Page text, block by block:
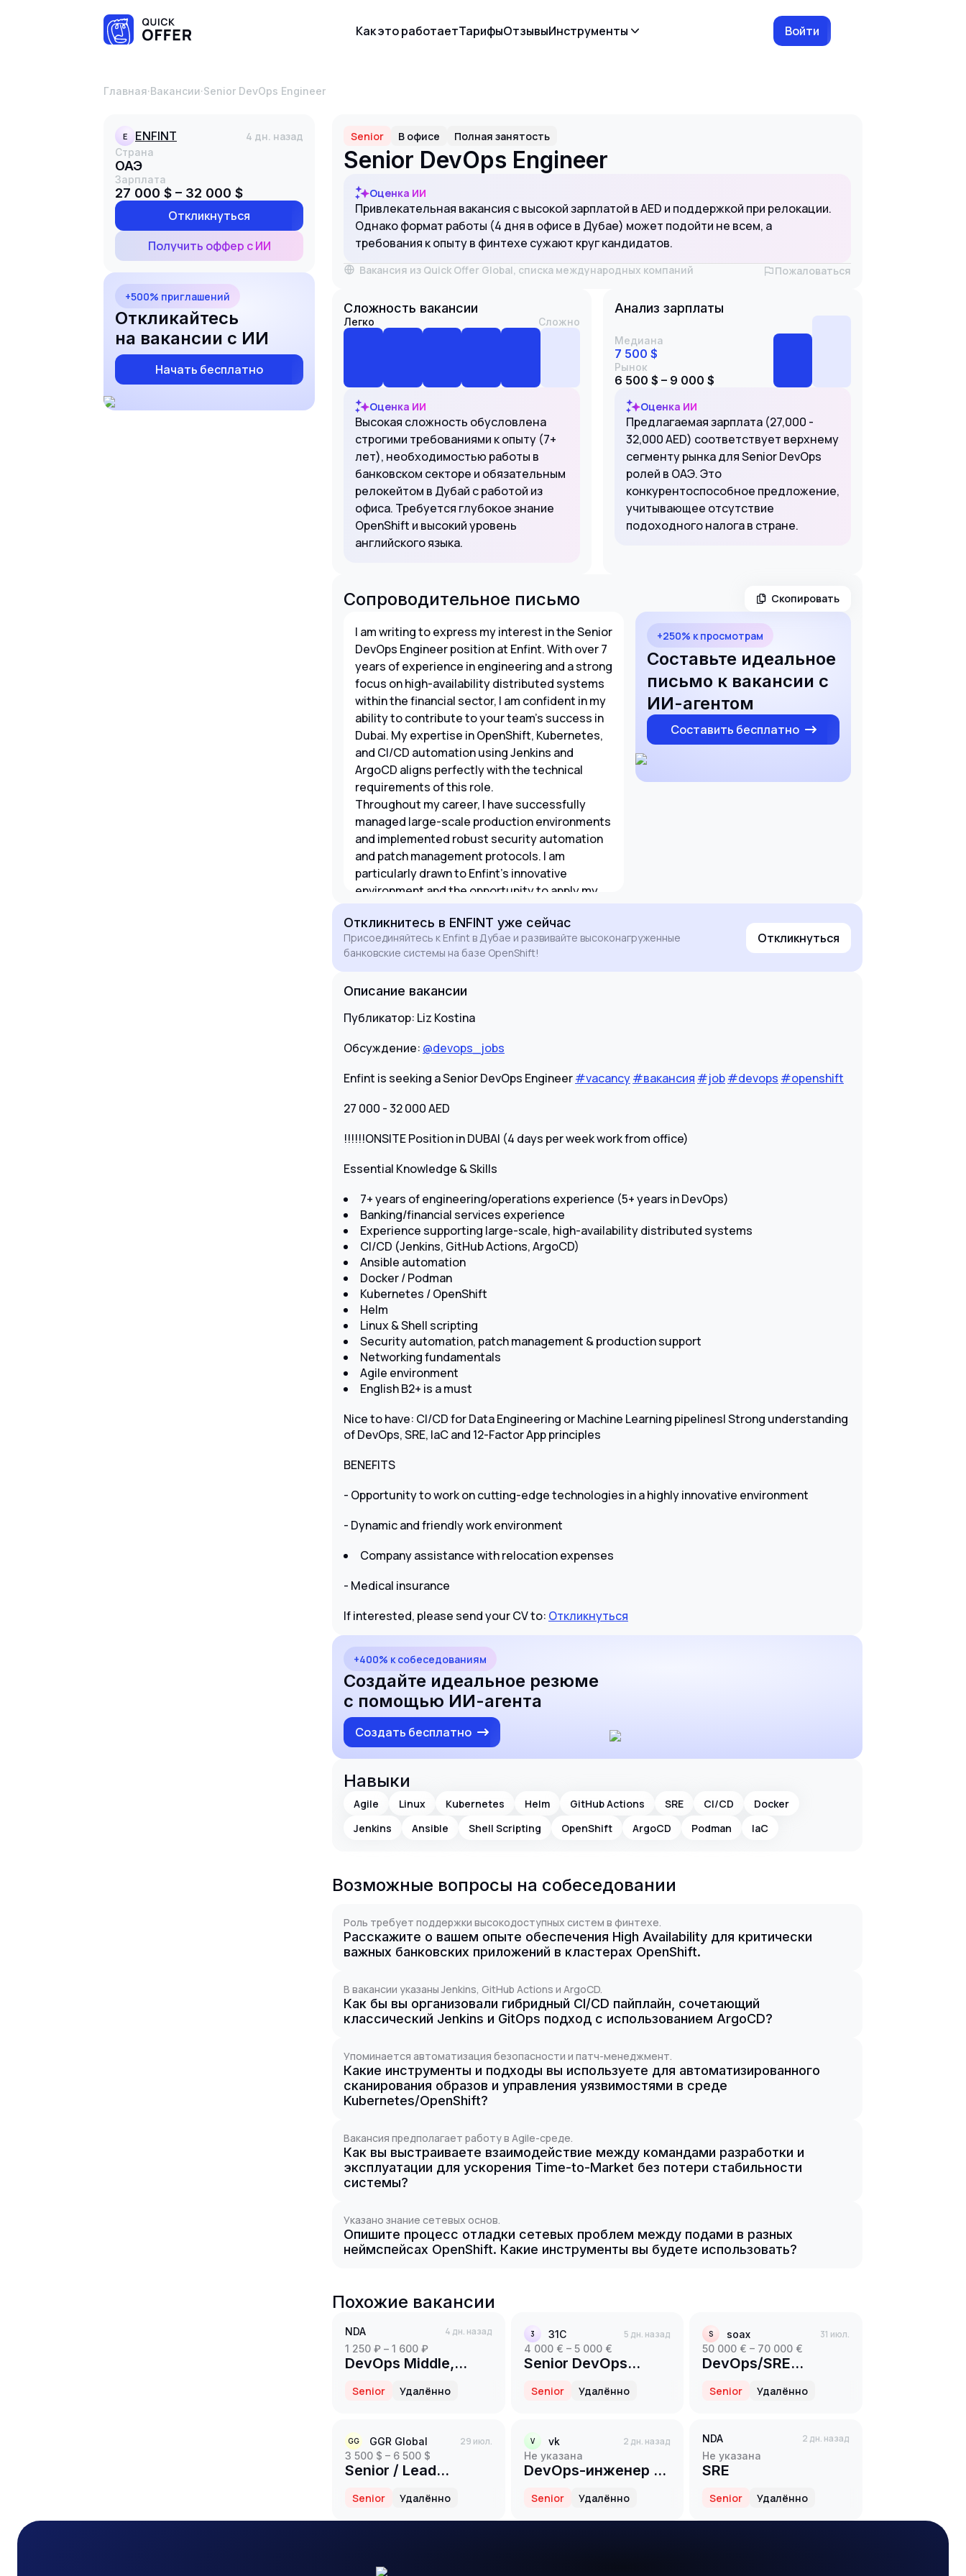
Как это работаетТарифыОтзывыИнструменты Войти
Главная·Вакансии· Senior DevOps Engineer
E ENFINT 4 дн. назад
Страна
ОАЭ
Зарплата
27 000 $ – 32 000 $
Откликнуться
Получить оффер с ИИ
+500% приглашений
Откликайтесь
на вакансии с ИИ
Начать бесплатно
Senior В офисе Полная занятость
Senior DevOps Engineer
Оценка ИИ
Привлекательная вакансия с высокой зарплатой в AED и поддержкой при релокации.
Однако формат работы (4 дня в офисе в Дубае) может подойти не всем, а
требования к опыту в финтехе сужают круг кандидатов.
Вакансия из Quick Offer Global, списка международных компаний Пожаловаться
Сложность вакансии
Легко Сложно
Оценка ИИ
Высокая сложность обусловлена
строгими требованиями к опыту (7+
лет), необходимостью работы в
банковском секторе и обязательным
релокейтом в Дубай с работой из
офиса. Требуется глубокое знание
OpenShift и высокий уровень
английского языка.
Анализ зарплаты
Медиана
7 500 $
Рынок
6 500 $ – 9 000 $
Оценка ИИ
Предлагаемая зарплата (27,000 -
32,000 AED) соответствует верхнему
сегменту рынка для Senior DevOps
ролей в ОАЭ. Это
конкурентоспособное предложение,
учитывающее отсутствие
подоходного налога в стране.
Сопроводительное письмо Скопировать
I am writing to express my interest in the Senior
DevOps Engineer position at Enfint. With over 7
years of experience in engineering and a strong
focus on high-availability distributed systems
within the financial sector, I am confident in my
ability to contribute to your team's success in
Dubai. My expertise in OpenShift, Kubernetes,
and CI/CD automation using Jenkins and
ArgoCD aligns perfectly with the technical
requirements of this role.
Throughout my career, I have successfully
managed large-scale production environments
and implemented robust security automation
and patch management protocols. I am
particularly drawn to Enfint's innovative
environment and the opportunity to apply my
experience in Ansible automation and Linux
scripting to optimize your infrastructure and
support your cutting-edge technology stack.
+250% к просмотрам
Составьте идеальное
письмо к вакансии с
ИИ-агентом
Составить бесплатно
Откликнитесь в ENFINT уже сейчас
Присоединяйтесь к Enfint в Дубае и развивайте высоконагруженные
банковские системы на базе OpenShift!
Откликнуться
Описание вакансии
Публикатор: Liz Kostina
Обсуждение: @devops_jobs
Enfint is seeking а Senior DevOps Engineer#vacancy#вакансия #job#devops #openshift
27 000 - 32 000 AED
!!!!!!ONSITE Position in DUBAI (4 days per week work from office)
Essential Knowledge & Skills
7+ years of engineering/operations experience (5+ years in DevOps)
Banking/financial services experience
Experience supporting large-scale, high-availability distributed systems
CI/CD (Jenkins, GitHub Actions, ArgoCD)
Ansible automation
Docker / Podman
Kubernetes / OpenShift
Helm
Linux & Shell scripting
Security automation, patch management & production support
Networking fundamentals
Agile environment
English B2+ is a must
Nice to have: CI/CD for Data Engineering or Machine Learning pipelines| Strong understanding
of DevOps, SRE, IaC and 12-Factor App principles
BENEFITS
- Opportunity to work on cutting-edge technologies in a highly innovative environment
- Dynamic and friendly work environment
Company assistance with relocation expenses
- Medical insurance
If interested, please send your CV to: Откликнуться
+400% к собеседованиям
Создайте идеальное резюме
с помощью ИИ-агента
Создать бесплатно
Навыки
Agile Linux Kubernetes Helm GitHub Actions SRE CI/CD
Docker
Jenkins
Ansible Shell Scripting OpenShift ArgoCD Podman IaC
Возможные вопросы на собеседовании
Роль требует поддержки высокодоступных систем в финтехе.
Расскажите о вашем опыте обеспечения High Availability для критически
важных банковских приложений в кластерах OpenShift.
В вакансии указаны Jenkins, GitHub Actions и ArgoCD.
Как бы вы организовали гибридный CI/CD пайплайн, сочетающий
классический Jenkins и GitOps подход с использованием ArgoCD?
Упоминается автоматизация безопасности и патч-менеджмент.
Какие инструменты и подходы вы используете для автоматизированного
сканирования образов и управления уязвимостями в среде
Kubernetes/OpenShift?
Вакансия предполагает работу в Agile-среде.
Как вы выстраиваете взаимодействие между командами разработки и
эксплуатации для ускорения Time-to-Market без потери стабильности
системы?
Указано знание сетевых основ.
Опишите процесс отладки сетевых проблем между подами в разных
неймспейсах OpenShift. Какие инструменты вы будете использовать?
Похожие вакансии
NDA
4 дн. назад
1 250 ₽ – 1 600 ₽
DevOps Middle,
Senior Удалённо
3 31С
5 дн. назад
4 000 € – 5 000 €
Senior DevOps
Senior Удалённо
S soax
31 июл.
50 000 € – 70 000 €
DevOps/SRE
Senior Удалённо
GG GGR Global
29 июл.
3 500 $ – 6 500 $
Senior / Lead
SRE)
Senior Удалённо
V vk
2 дн. назад
Не указана
DevOps-инженер в
Информационная
безопасность
Senior Удалённо
NDA
2 дн. назад
Не указана
SRE
Senior Удалённо